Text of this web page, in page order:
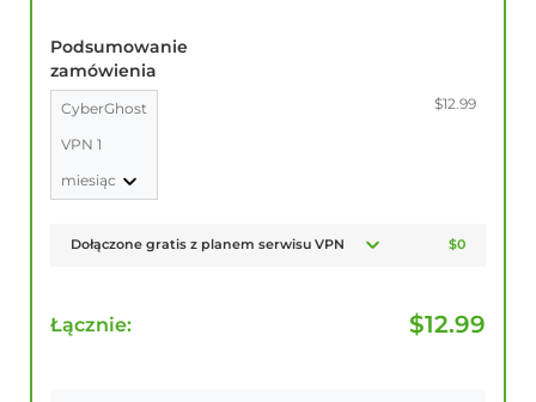
Podsumowanie
zamówienia
CyberGhost
VPN 1
miesiąc
$12.99
Dołączone gratis z planem serwisu VPN $0
Łącznie: $12.99